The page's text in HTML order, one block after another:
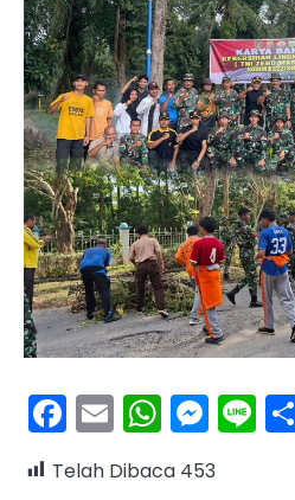
Facebook
Email
Telah Dibaca 453